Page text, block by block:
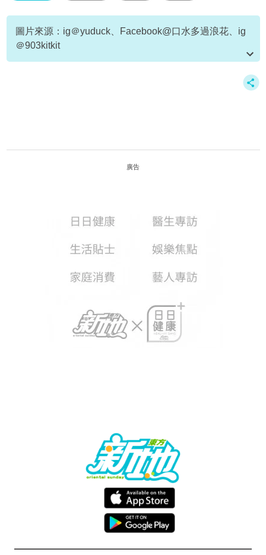
口水多過浪花
圖片來源：ig＠yuduck、Facebook@口水多過浪花、ig
＠903kitkit
資料或影片來源：原文刊於NewMonday
廣告